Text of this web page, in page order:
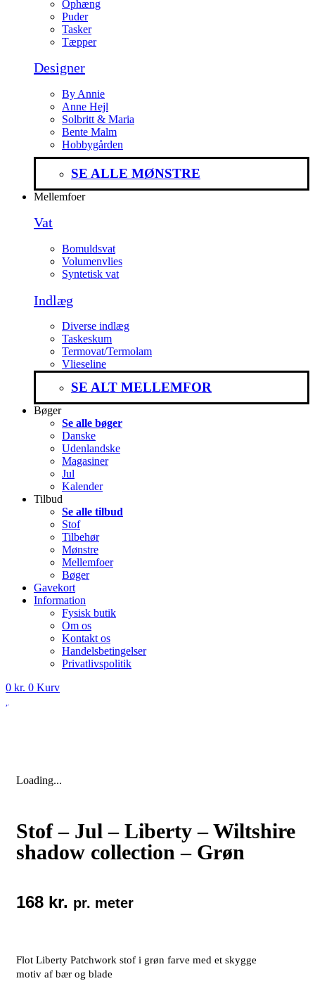
Ophæng
Puder
Tasker
Tæpper
Designer
By Annie
Anne Hejl
Solbritt & Maria
Bente Malm
Hobbygården
SE ALLE MØNSTRE
Mellemfoer
Vat
Bomuldsvat
Volumenvlies
Syntetisk vat
Indlæg
Diverse indlæg
Taskeskum
Termovat/Termolam
Vlieseline
SE ALT MELLEMFOR
Bøger
Se alle bøger
Danske
Udenlandske
Magasiner
Jul
Kalender
Tilbud
Se alle tilbud
Stof
Tilbehør
Mønstre
Mellemfoer
Bøger
Gavekort
Information
Fysisk butik
Om os
Kontakt os
Handelsbetingelser
Privatlivspolitik
0 kr. 0 Kurv
Loading...
Stof – Jul – Liberty – Wiltshire
shadow collection – Grøn
168 kr. pr. meter
Flot Liberty Patchwork stof i grøn farve med et skygge
motiv af bær og blade